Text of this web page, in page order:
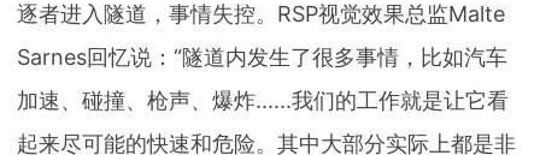
逐者进入隧道，事情失控。RSP视觉效果总监Malte
Sarnes回忆说：“隧道内发生了很多事情，比如汽车
加速、碰撞、枪声、爆炸......我们的工作就是让它看
起来尽可能的快速和危险。其中大部分实际上都是非